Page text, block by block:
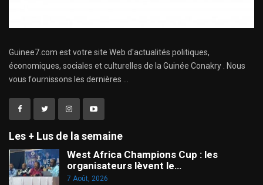
Guinee7.com est votre site Web d'actualités politiques,
économiques, sociales et culturelles de la Guinée Conakry . Nous
vous fournissons les dernières ...
Les + Lus de la semaine
West Africa Champions Cup : les
organisateurs lèvent le…
7 Août, 2026